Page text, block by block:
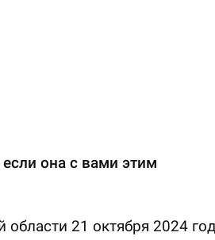
она с вами этим
21 октября 2024